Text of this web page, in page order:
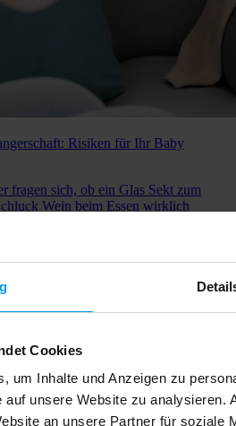
Cookies
um Inhalte und Anzeigen zu
auf unsere Website zu analysieren.
an unsere Partner für soziale
Risiken für Ihr Baby
fragen sich, ob ein Glas Sekt zum
Wein beim Essen wirklich
Faktenlage ist eindeutig: Es gibt
welche konkreten Folgen drohen